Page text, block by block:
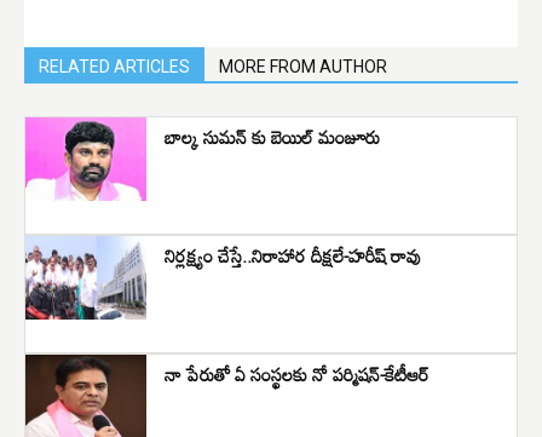
RELATED ARTICLES MORE FROM AUTHOR
బాల్క సుమన్ కు బెయిల్ మంజూరు
నిర్లక్ష్యం చేస్తే..నిరాహార దీక్షలే-హరీష్ రావు
నా పేరుతో ఏ సంస్థలకు నో పర్మిషన్-కేటీఆర్